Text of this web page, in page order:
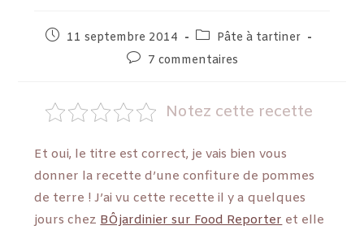
11 septembre 2014
Pâte à tartiner
7 commentaires
Notez cette recette
Et oui, le titre est correct, je vais bien vous
donner la recette d’une confiture de pommes
de terre ! J’ai vu cette recette il y a quelques
jours chezBÔjardinier sur Food Reporteret elle